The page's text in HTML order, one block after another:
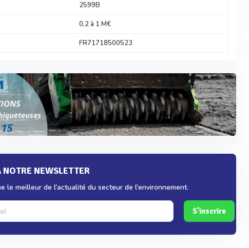
2599B
0,2 à 1 M€
FR71718500523
NEWSLETTER
le meilleur de l'actualité du secteur de l'environnement.
S'inscrire